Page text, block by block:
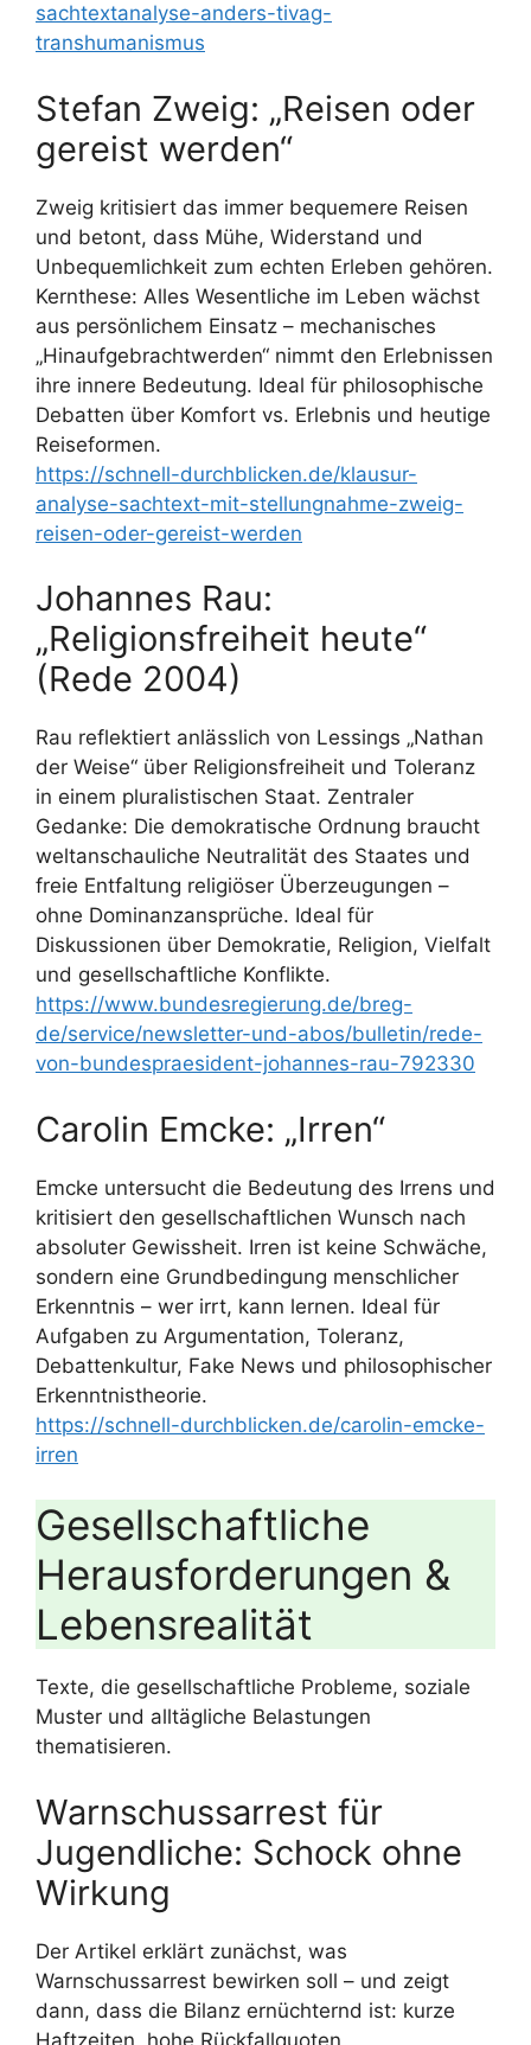
sachtextanalyse-anders-tivag-
transhumanismus
Stefan Zweig: „Reisen oder
gereist werden“
Zweig kritisiert das immer bequemere Reisen
und betont, dass Mühe, Widerstand und
Unbequemlichkeit zum echten Erleben gehören.
Kernthese: Alles Wesentliche im Leben wächst
aus persönlichem Einsatz – mechanisches
„Hinaufgebrachtwerden“ nimmt den Erlebnissen
ihre innere Bedeutung. Ideal für philosophische
Debatten über Komfort vs. Erlebnis und heutige
Reiseformen.
https://schnell-durchblicken.de/klausur-
analyse-sachtext-mit-stellungnahme-zweig-
reisen-oder-gereist-werden
Johannes Rau:
„Religionsfreiheit heute“
(Rede 2004)
Rau reflektiert anlässlich von Lessings „Nathan
der Weise“ über Religionsfreiheit und Toleranz
in einem pluralistischen Staat. Zentraler
Gedanke: Die demokratische Ordnung braucht
weltanschauliche Neutralität des Staates und
freie Entfaltung religiöser Überzeugungen –
ohne Dominanzansprüche. Ideal für
Diskussionen über Demokratie, Religion, Vielfalt
und gesellschaftliche Konflikte.
https://www.bundesregierung.de/breg-
de/service/newsletter-und-abos/bulletin/rede-
von-bundespraesident-johannes-rau-792330
Carolin Emcke: „Irren“
Emcke untersucht die Bedeutung des Irrens und
kritisiert den gesellschaftlichen Wunsch nach
absoluter Gewissheit. Irren ist keine Schwäche,
sondern eine Grundbedingung menschlicher
Erkenntnis – wer irrt, kann lernen. Ideal für
Aufgaben zu Argumentation, Toleranz,
Debattenkultur, Fake News und philosophischer
Erkenntnistheorie.
https://schnell-durchblicken.de/carolin-emcke-
irren
Gesellschaftliche
Herausforderungen &
Lebensrealität
Texte, die gesellschaftliche Probleme, soziale
Muster und alltägliche Belastungen
thematisieren.
Warnschussarrest für
Jugendliche: Schock ohne
Wirkung
Der Artikel erklärt zunächst, was
Warnschussarrest bewirken soll – und zeigt
dann, dass die Bilanz ernüchternd ist: kurze
Haftzeiten, hohe Rückfallquoten,